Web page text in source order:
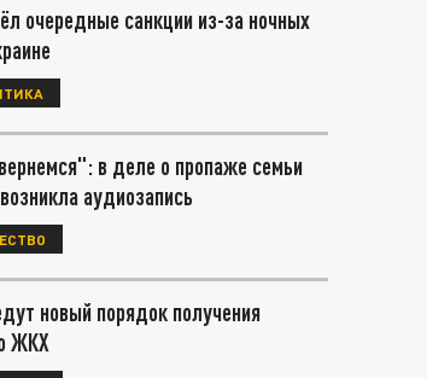
очередные санкции из-за ночных
в деле о пропаже семьи
аудиозапись
новый порядок получения
ЖКХ